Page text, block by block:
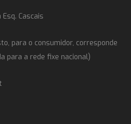
Cascais
para o consumidor, corresponde
para a rede fixe nacional)